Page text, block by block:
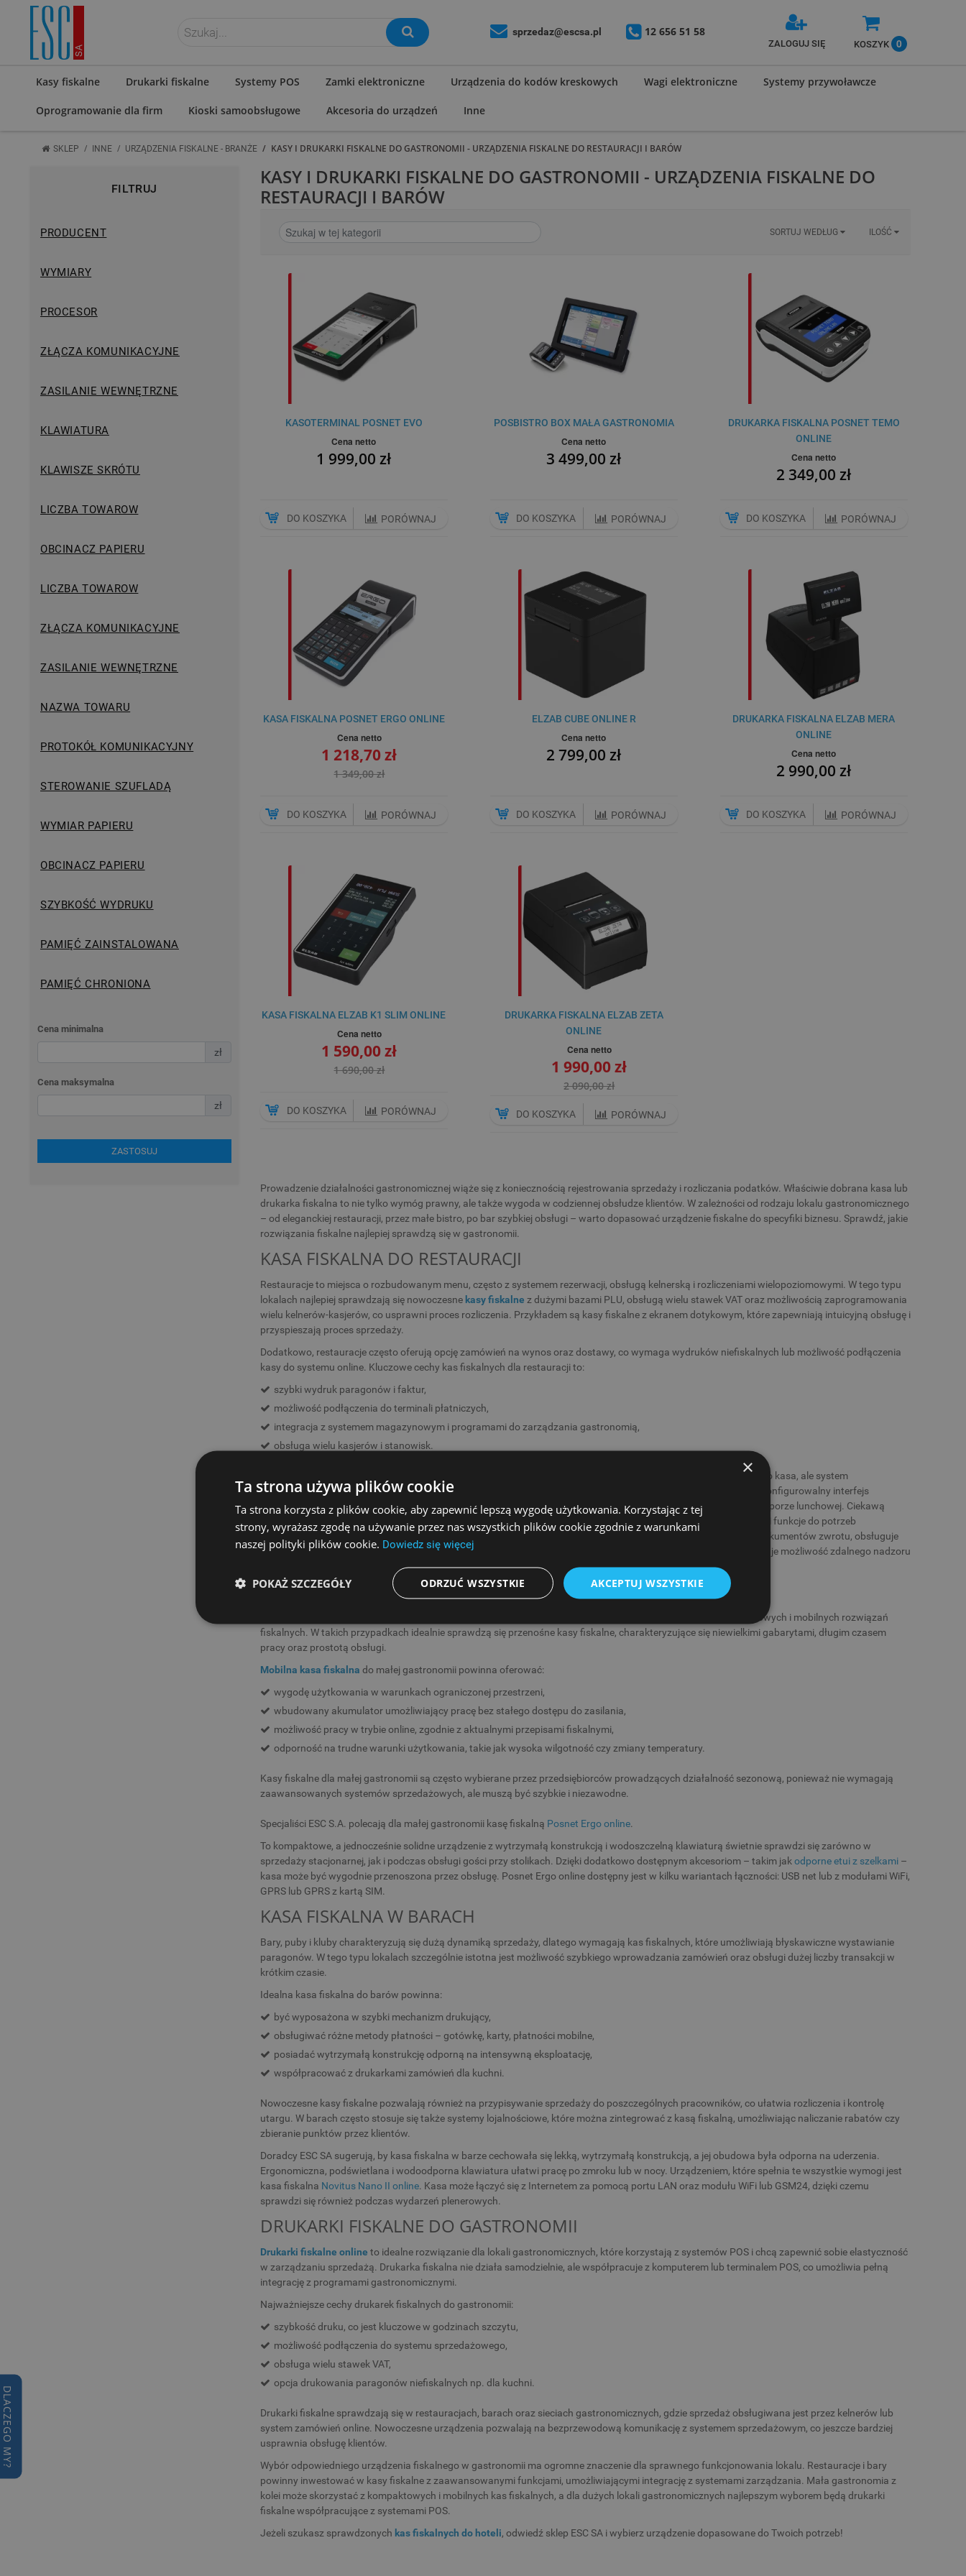
DLACZEGO MY?
ZALOGUJ SIĘ sprzedaz@escsa.pl 12 656 51 58
ZALOGUJ SIĘ KOSZYK 0
Kasy fiskalne Drukarki fiskalne Systemy POS Zamki elektroniczne Urządzenia do kodów kreskowych Wagi elektroniczne Systemy przywoławcze
Oprogramowanie dla firm Kioski samoobsługowe Akcesoria do urządzeń Inne
SKLEP / INNE / URZĄDZENIA FISKALNE - BRANŻE / KASY I DRUKARKI FISKALNE DO GASTRONOMII - URZĄDZENIA FISKALNE DO RESTAURACJI I BARÓW
FILTRUJ
PRODUCENT
WYMIARY
PROCESOR
ZŁĄCZA KOMUNIKACYJNE
ZASILANIE WEWNĘTRZNE
KLAWIATURA
KLAWISZE SKRÓTU
LICZBA TOWAROW
OBCINACZ PAPIERU
LICZBA TOWAROW
ZŁĄCZA KOMUNIKACYJNE
ZASILANIE WEWNĘTRZNE
NAZWA TOWARU
PROTOKÓŁ KOMUNIKACYJNY
STEROWANIE SZUFLADĄ
WYMIAR PAPIERU
OBCINACZ PAPIERU
SZYBKOŚĆ WYDRUKU
PAMIĘĆ ZAINSTALOWANA
PAMIĘĆ CHRONIONA
Cena minimalna
zł
Cena maksymalna
zł
ZASTOSUJ
KASY I DRUKARKI FISKALNE DO GASTRONOMII - URZĄDZENIA FISKALNE DO
RESTAURACJI I BARÓW
SORTUJ WEDŁUG ILOŚĆ
KASOTERMINAL POSNET EVO
Cena netto
1 999,00 zł
DO KOSZYKA PORÓWNAJ
POSBISTRO BOX MAŁA GASTRONOMIA
Cena netto
3 499,00 zł
DO KOSZYKA PORÓWNAJ
DRUKARKA FISKALNA POSNET TEMO
ONLINE
Cena netto
2 349,00 zł
DO KOSZYKA PORÓWNAJ
KASA FISKALNA POSNET ERGO ONLINE
Cena netto
1 218,70 zł
1 349,00 zł
DO KOSZYKA PORÓWNAJ
ELZAB CUBE ONLINE R
Cena netto
2 799,00 zł
DO KOSZYKA PORÓWNAJ
DRUKARKA FISKALNA ELZAB MERA
ONLINE
Cena netto
2 990,00 zł
DO KOSZYKA PORÓWNAJ
KASA FISKALNA ELZAB K1 SLIM ONLINE
Cena netto
1 590,00 zł
1 690,00 zł
DO KOSZYKA PORÓWNAJ
DRUKARKA FISKALNA ELZAB ZETA
ONLINE
Cena netto
1 990,00 zł
2 090,00 zł
DO KOSZYKA PORÓWNAJ
Prowadzenie działalności gastronomicznej wiąże się z koniecznością rejestrowania sprzedaży i rozliczania podatków. Właściwie dobrana kasa lub
drukarka fiskalna to nie tylko wymóg prawny, ale także wygoda w codziennej obsłudze klientów. W zależności od rodzaju lokalu gastronomicznego
– od eleganckiej restauracji, przez małe bistro, po bar szybkiej obsługi – warto dopasować urządzenie fiskalne do specyfiki biznesu. Sprawdź, jakie
rozwiązania fiskalne najlepiej sprawdzą się w gastronomii.
KASA FISKALNA DO RESTAURACJI
Restauracje to miejsca o rozbudowanym menu, często z systemem rezerwacji, obsługą kelnerską i rozliczeniami wielopoziomowymi. W tego typu
lokalach najlepiej sprawdzają się nowoczesne kasy fiskalne z dużymi bazami PLU, obsługą wielu stawek VAT oraz możliwością zaprogramowania
wielu kelnerów-kasjerów, co usprawni proces rozliczenia. Przykładem są kasy fiskalne z ekranem dotykowym, które zapewniają intuicyjną obsługę i
przyspieszają proces sprzedaży.
Dodatkowo, restauracje często oferują opcję zamówień na wynos oraz dostawy, co wymaga wydruków niefiskalnych lub możliwość podłączenia
kasy do systemu online. Kluczowe cechy kas fiskalnych dla restauracji to:
szybki wydruk paragonów i faktur,
możliwość podłączenia do terminali płatniczych,
integracja z systemem magazynowym i programami do zarządzania gastronomią,
obsługa wielu kasjerów i stanowisk.
. To nie tylko kasa, ale system
komputerowy - oparty o dotykowy tablet z systemem Android oraz zaawansowane, intuicyjne oprogramowanie. Konfigurowalny interfejs
użytkownika na ekranie dotykowym (ekrany, kafelki, funkcje, towary itp.) zdecydowanie usprawni pracę nie tylko w porze lunchowej. Ciekawą
alternatywą jest
Novitus One Pro online
. Dotykowy ekran i konfigurowalny interfejs pozwalają dostosować wygląd i funkcje do potrzeb
użytkownika – od sprzedaży detalicznej, po gastronomię czy usługi. Kasa umożliwia wystawianie faktur, korekt, dokumentów zwrotu, obsługuje
otwarte rachunki, raportowanie oraz stany magazynowe. Współpracuje z chmurowym systemem
, co daje możliwość zdalnego nadzoru
KASA FISKALNA DO MAŁEJ GASTRONOMII
Małe lokale gastronomiczne takie jak food trucki, kawiarnie czy budki z jedzeniem na wynos, wymagają kompaktowych i mobilnych rozwiązań
fiskalnych. W takich przypadkach idealnie sprawdzą się przenośne kasy fiskalne, charakteryzujące się niewielkimi gabarytami, długim czasem
pracy oraz prostotą obsługi.
Mobilna kasa fiskalna do małej gastronomii powinna oferować:
wygodę użytkowania w warunkach ograniczonej przestrzeni,
wbudowany akumulator umożliwiający pracę bez stałego dostępu do zasilania,
możliwość pracy w trybie online, zgodnie z aktualnymi przepisami fiskalnymi,
odporność na trudne warunki użytkowania, takie jak wysoka wilgotność czy zmiany temperatury.
Kasy fiskalne dla małej gastronomii są często wybierane przez przedsiębiorców prowadzących działalność sezonową, ponieważ nie wymagają
zaawansowanych systemów sprzedażowych, ale muszą być szybkie i niezawodne.
Specjaliści ESC S.A. polecają dla małej gastronomii kasę fiskalną Posnet Ergo online.
To kompaktowe, a jednocześnie solidne urządzenie z wytrzymałą konstrukcją i wodoszczelną klawiaturą świetnie sprawdzi się zarówno w
sprzedaży stacjonarnej, jak i podczas obsługi gości przy stolikach. Dzięki dodatkowo dostępnym akcesoriom – takim jak odporne etui z szelkami–
kasa może być wygodnie przenoszona przez obsługę. Posnet Ergo online dostępny jest w kilku wariantach łączności: USB net lub z modułami WiFi,
GPRS lub GPRS z kartą SIM.
KASA FISKALNA W BARACH
Bary, puby i kluby charakteryzują się dużą dynamiką sprzedaży, dlatego wymagają kas fiskalnych, które umożliwiają błyskawiczne wystawianie
paragonów. W tego typu lokalach szczególnie istotna jest możliwość szybkiego wprowadzania zamówień oraz obsługi dużej liczby transakcji w
krótkim czasie.
Idealna kasa fiskalna do barów powinna:
być wyposażona w szybki mechanizm drukujący,
obsługiwać różne metody płatności – gotówkę, karty, płatności mobilne,
posiadać wytrzymałą konstrukcję odporną na intensywną eksploatację,
współpracować z drukarkami zamówień dla kuchni.
Nowoczesne kasy fiskalne pozwalają również na przypisywanie sprzedaży do poszczególnych pracowników, co ułatwia rozliczenia i kontrolę
utargu. W barach często stosuje się także systemy lojalnościowe, które można zintegrować z kasą fiskalną, umożliwiając naliczanie rabatów czy
zbieranie punktów przez klientów.
Doradcy ESC SA sugerują, by kasa fiskalna w barze cechowała się lekką, wytrzymałą konstrukcją, a jej obudowa była odporna na uderzenia.
Ergonomiczna, podświetlana i wodoodporna klawiatura ułatwi pracę po zmroku lub w nocy. Urządzeniem, które spełnia te wszystkie wymogi jest
kasa fiskalna Novitus Nano II online. Kasa może łączyć się z Internetem za pomocą portu LAN oraz modułu WiFi lub GSM24, dzięki czemu
sprawdzi się również podczas wydarzeń plenerowych.
DRUKARKI FISKALNE DO GASTRONOMII
Drukarki fiskalne online to idealne rozwiązanie dla lokali gastronomicznych, które korzystają z systemów POS i chcą zapewnić sobie elastyczność
w zarządzaniu sprzedażą. Drukarka fiskalna nie działa samodzielnie, ale współpracuje z komputerem lub terminalem POS, co umożliwia pełną
integrację z programami gastronomicznymi.
Najważniejsze cechy drukarek fiskalnych do gastronomii:
szybkość druku, co jest kluczowe w godzinach szczytu,
możliwość podłączenia do systemu sprzedażowego,
obsługa wielu stawek VAT,
opcja drukowania paragonów niefiskalnych np. dla kuchni.
Drukarki fiskalne sprawdzają się w restauracjach, barach oraz sieciach gastronomicznych, gdzie sprzedaż obsługiwana jest przez kelnerów lub
system zamówień online. Nowoczesne urządzenia pozwalają na bezprzewodową komunikację z systemem sprzedażowym, co jeszcze bardziej
usprawnia obsługę klientów.
Wybór odpowiedniego urządzenia fiskalnego w gastronomii ma ogromne znaczenie dla sprawnego funkcjonowania lokalu. Restauracje i bary
powinny inwestować w kasy fiskalne z zaawansowanymi funkcjami, umożliwiającymi integrację z systemami zarządzania. Mała gastronomia z
kolei może skorzystać z kompaktowych i mobilnych kas fiskalnych, a dla dużych lokali gastronomicznych najlepszym wyborem będą drukarki
fiskalne współpracujące z systemami POS.
Jeżeli szukasz sprawdzonych kas fiskalnych do hoteli, odwiedź sklep ESC SA i wybierz urządzenie dopasowane do Twoich potrzeb!
×
Ta strona używa plików cookie
Ta strona korzysta z plików cookie, aby zapewnić lepszą wygodę użytkowania. Korzystając z tej
strony, wyrażasz zgodę na używanie przez nas wszystkich plików cookie zgodnie z warunkami
naszej polityki plików cookie. Dowiedz się więcej
AKCEPTUJ WSZYSTKIE
ODRZUĆ WSZYSTKIE
POKAŻ SZCZEGÓŁY